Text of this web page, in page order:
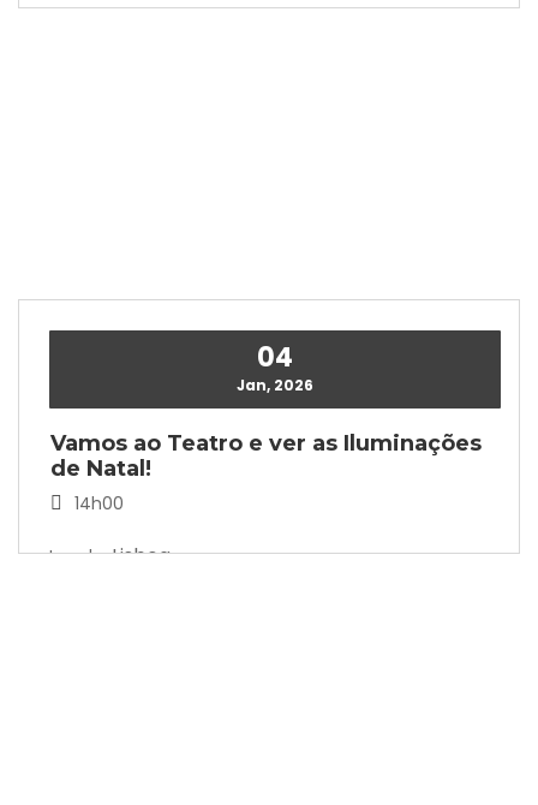
04
Jan, 2026
Vamos ao Teatro e ver as Iluminações
de Natal!
14h00
Local : Lisboa